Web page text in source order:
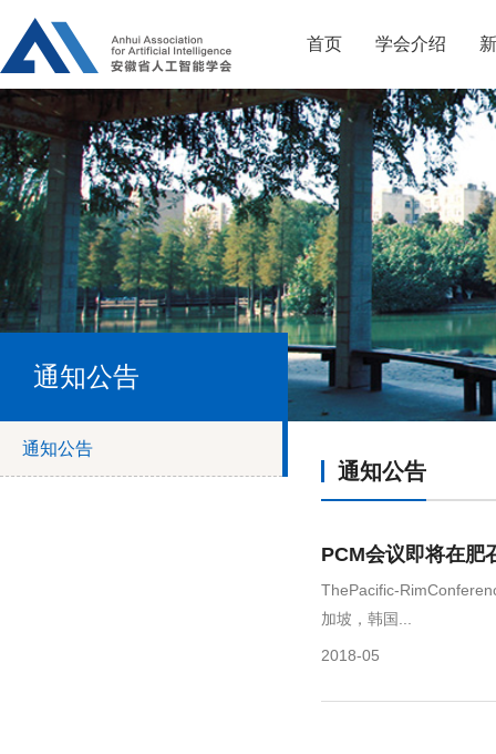
首页 学会介绍
通知公告
通知公告
通知公告
PCM会议即将在肥
ThePacific-
加坡，韩国...
2018-05